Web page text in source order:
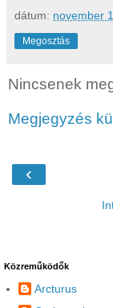
dátum: november
Megosztás
Nincsenek
Megjegyzés
‹
Közreműködők
Arcturus